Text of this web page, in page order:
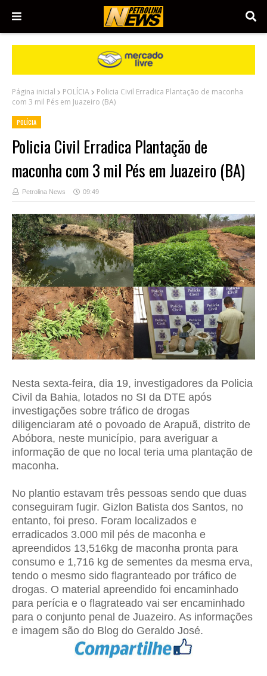
Página inicial POLÍCIA
Policia Civil Erradica Plantação de maconha
com 3 mil Pés em Juazeiro (BA)
POLÍCIA
Policia Civil Erradica Plantação de
maconha com 3 mil Pés em Juazeiro (BA)
Petrolina News 09:49
Nesta sexta-feira, dia 19, investigadores da Policia
Civil da Bahia, lotados no SI da DTE após
investigações sobre tráfico de drogas
diligenciaram até o povoado de Arapuã, distrito de
Abóbora, neste município, para averiguar a
informação de que no local teria uma plantação de
maconha.
No plantio estavam três pessoas sendo que duas
conseguiram fugir. Gizlon Batista dos Santos, no
entanto, foi preso. Foram localizados e
erradicados 3.000 mil pés de maconha e
apreendidos 13,516kg de maconha pronta para
consumo e 1,716 kg de sementes da mesma erva,
tendo o mesmo sido flagranteado por tráfico de
drogas. O material apreendido foi encaminhado
para perícia e o flagrateado vai ser encaminhado
para o conjunto penal de Juazeiro. As informações
e imagem são do Blog do Geraldo José.